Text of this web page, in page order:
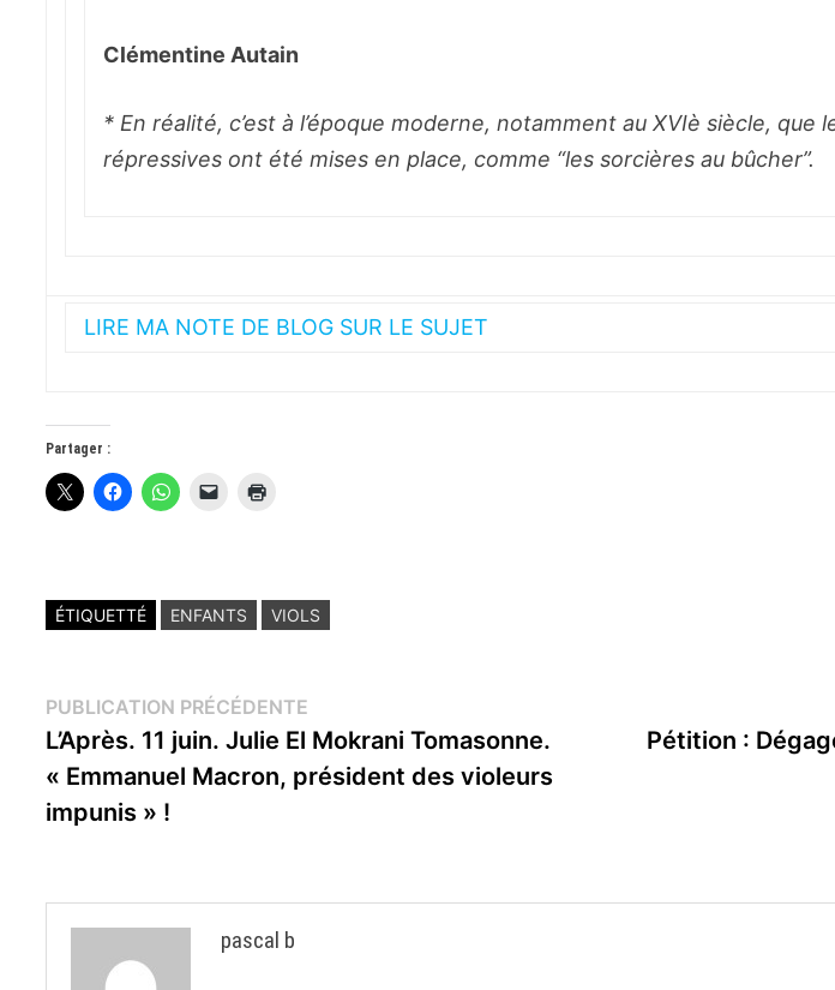
Clémentine Autain
* En réalité, c’est à l’époque moderne, notamment au XVIè siècle, que
répressives ont été mises en place, comme “les sorcières au bûcher”.
LIRE MA NOTE DE BLOG SUR LE SUJET
Partager :
ÉTIQUETTÉ ENFANTS VIOLS
Navigation
de
l’article
PUBLICATION PRÉCÉDENTE
précédente :
L’Après. 11 juin. Julie El Mokrani Tomasonne.
« Emmanuel Macron, président des violeurs
impunis » !
Pétition :
pascal b